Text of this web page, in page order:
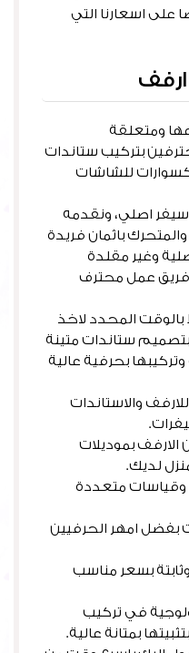
على اسعارنا التي
ومتعلقة
بتركيب ستاندات
للشاشات
اصلي، ونقدمه
باثمان فريدة
وغير مقلدة
فريق عمل محترف
المحدد لاخذ
ستاندات متينة
بحرفية عالية
والاستاندات
بموديلات
لديك.
وقياسات متعددة
بفضل امهر الحرفيين
بسعر مناسب
في تركيب
بمتانة عالية.